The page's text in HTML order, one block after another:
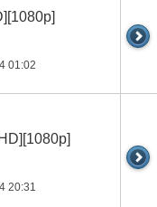
01:02
20:31